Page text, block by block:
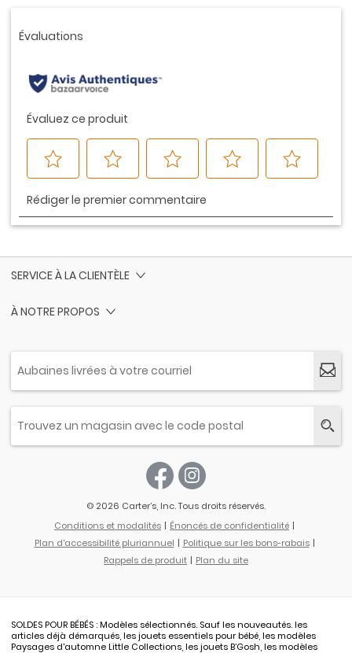
la
SERVICE À LA CLIENTÈLE
À NOTRE PROPOS
© 2026 Carter’s, Inc. Tous droits réservés.
Conditions et modalités
Énoncés de confidentialité
Plan d'accessibilité pluriannuel
Politique sur les bons-rabais
Rappels de produit
Plan du site
SOLDES POUR BÉBÉS : Modèles sélectionnés. Sauf les nouveautés. les
articles déjà démarqués, les jouets essentiels pour bébé, les modèles
Paysages d'automne Little Collections, les jouets B’Gosh, les modèles